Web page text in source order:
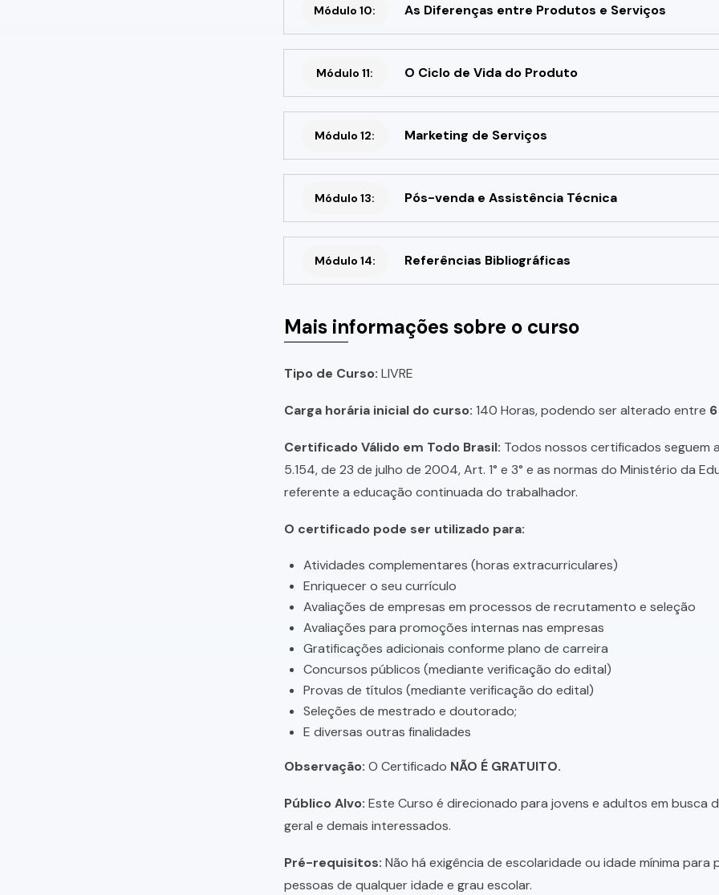
Módulo 10: As Diferenças entre Produtos e Serviços
Módulo 11: O Ciclo de Vida do Produto
Módulo 12: Marketing de Serviços
Módulo 13: Pós-venda e Assistência Técnica
Módulo 14: Referências Bibliográficas
Mais informações sobre o curso
Tipo de Curso: LIVRE
Carga horária inicial do curso: 140 Horas, podendo ser alterado entre 6
Certificado Válido em Todo Brasil: Todos nossos certificados seguem
5.154, de 23 de julho de 2004, Art. 1° e 3° e as normas do Ministério da
referente a educação continuada do trabalhador.
O certificado pode ser utilizado para:
Atividades complementares (horas extracurriculares)
Enriquecer o seu currículo
Avaliações de empresas em processos de recrutamento e seleção
Avaliações para promoções internas nas empresas
Gratificações adicionais conforme plano de carreira
Concursos públicos (mediante verificação do edital)
Provas de títulos (mediante verificação do edital)
Seleções de mestrado e doutorado;
E diversas outras finalidades
Observação: O Certificado NÃO É GRATUITO.
Público Alvo: Este Curso é direcionado para jovens e adultos em busca
geral e demais interessados.
Pré-requisitos: Não há exigência de escolaridade ou idade mínima
pessoas de qualquer idade e grau escolar.